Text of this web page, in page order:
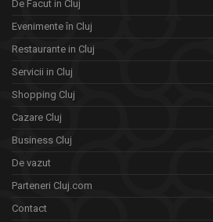
De Facut in Cluj
Evenimente în Cluj
Restaurante in Cluj
Servicii in Cluj
Shopping Cluj
Cazare Cluj
Business Cluj
De vazut
Parteneri Cluj.com
Contact